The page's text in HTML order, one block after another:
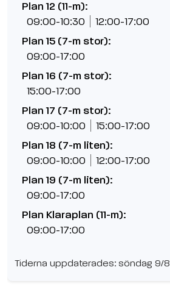
Plan 12 (11-m):
09:00-10:30 12:00-17:00
Plan 15 (7-m stor):
09:00-17:00
Plan 16 (7-m stor):
15:00-17:00
Plan 17 (7-m stor):
09:00-10:00 15:00-17:00
Plan 18 (7-m liten):
09:00-10:00 12:00-17:00
Plan 19 (7-m liten):
09:00-17:00
Plan Klaraplan (11-m):
09:00-17:00
Tiderna uppdaterades: söndag 9/8